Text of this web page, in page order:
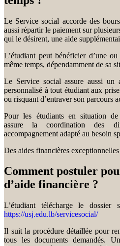
Le Service social accorde des
aussi répartir le paiement sur
qui le désirent, une aide
L’étudiant peut bénéficier d’une
même temps, dépendamment de sa
Le Service social assure aussi un
personnalisé à tout étudiant aux
ou risquant d’entraver son parcours
Pour les étudiants en situation de
assure la coordination des
accompagnement adapté au besoin
Des aides financières
Comment postuler
d’aide financière ?
L’étudiant télécharge le
https://usj.edu.lb/servicesocial/
Il suit la procédure détaillée pour
tous les documents demandés.